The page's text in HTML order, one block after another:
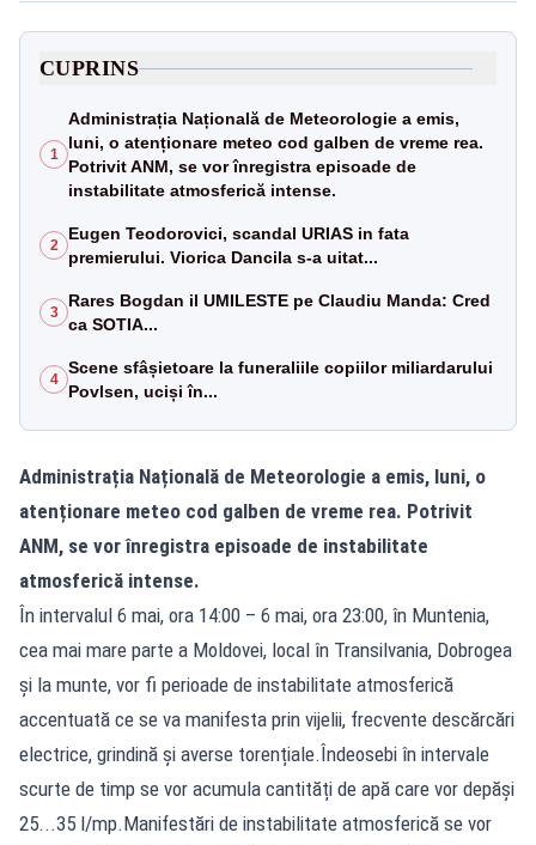
CUPRINS
1
Administrația Națională de Meteorologie a emis,
luni, o atenționare meteo cod galben de vreme rea.
Potrivit ANM, se vor înregistra episoade de
instabilitate atmosferică intense.
2
Eugen Teodorovici, scandal URIAS in fata
premierului. Viorica Dancila s-a uitat...
3
Rares Bogdan il UMILESTE pe Claudiu Manda: Cred
ca SOTIA...
4
Scene sfâșietoare la funeraliile copiilor miliardarului
Povlsen, uciși în...
Administrația Națională de Meteorologie a emis, luni, o
atenționare meteo cod galben de vreme rea. Potrivit
ANM, se vor înregistra episoade de instabilitate
atmosferică intense.
În intervalul 6 mai, ora 14:00 – 6 mai, ora 23:00, în Muntenia,
cea mai mare parte a Moldovei, local în Transilvania, Dobrogea
și la munte, vor fi perioade de instabilitate atmosferică
accentuată ce se va manifesta prin vijelii, frecvente descărcări
electrice, grindină și averse torențiale.Îndeosebi în intervale
scurte de timp se vor acumula cantități de apă care vor depăși
25...35 l/mp.Manifestări de instabilitate atmosferică se vor